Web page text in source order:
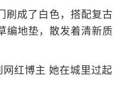
刷成了白色，搭配复古
编地垫，散发着清新质